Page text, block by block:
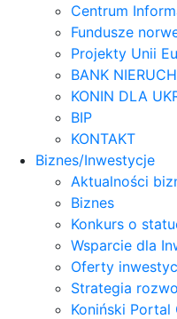
Centrum
Fundusze
Projekty Unii
BANK
KONIN DLA
BIP
KONTAKT
Biznes/Inwestycje
Aktualności
Biznes
Konkurs o
Wsparcie dla
Oferty
Strategia
Koniński